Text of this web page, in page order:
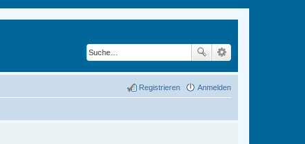
Anmelden
Registrieren